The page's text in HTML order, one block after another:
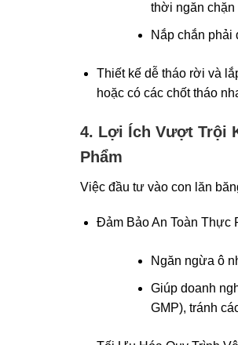
thời ngăn chặn
Nắp chắn phải
Thiết kế dễ tháo rời và
hoặc có các chốt tháo
4. Lợi Ích Vượt Trội
Phẩm
Việc đầu tư vào con lăn
Đảm Bảo An Toàn Thực
Ngăn ngừa ô
Giúp doanh
GMP), tránh